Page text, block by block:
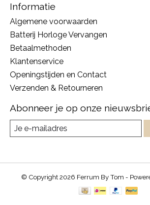
Informatie
Algemene voorwaarden
Batterij Horloge Vervangen
Betaalmethoden
Klantenservice
Openingstijden en Contact
Verzenden & Retourneren
Abonneer je op onze
© Copyright 2026 Ferrum By Tom -